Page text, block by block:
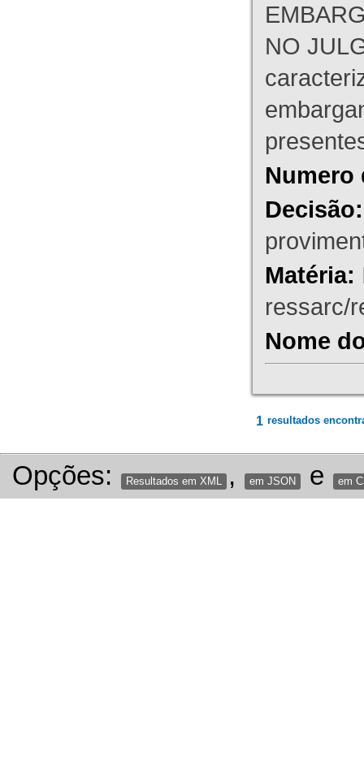
NO
Numero
Decisão:
Matéria:
ressarc/
Nome
1 resultados
Opções: Resultados em XML , em JSON e em